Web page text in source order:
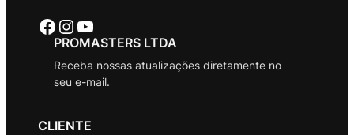
Facebook Instagram Youtube
PROMASTERS LTDA
Receba nossas atualizações diretamente no
seu e-mail.
CLIENTE